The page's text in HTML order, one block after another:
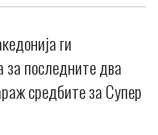
ги
последните два
средбите за Супер